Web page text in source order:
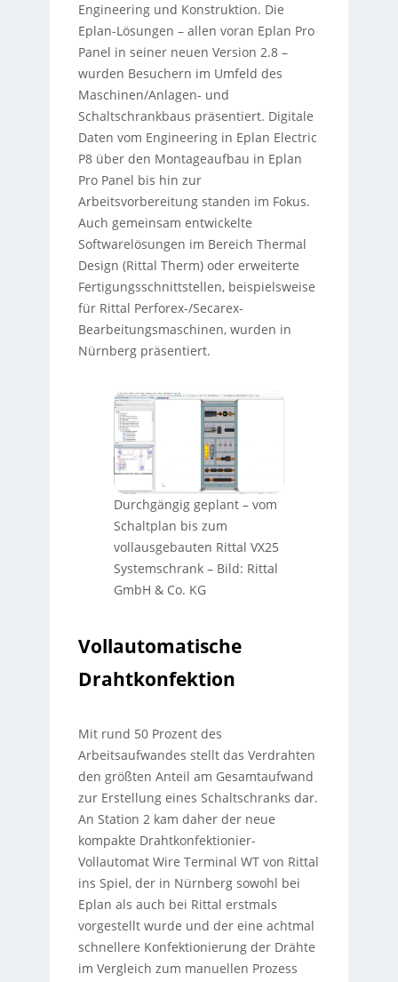
Engineering und Konstruktion. Die
Eplan-Lösungen – allen voran Eplan Pro
Panel in seiner neuen Version 2.8 –
wurden Besuchern im Umfeld des
Maschinen/Anlagen- und
Schaltschrankbaus präsentiert. Digitale
Daten vom Engineering in Eplan Electric
P8 über den Montageaufbau in Eplan
Pro Panel bis hin zur
Arbeitsvorbereitung standen im Fokus.
Auch gemeinsam entwickelte
Softwarelösungen im Bereich Thermal
Design (Rittal Therm) oder erweiterte
Fertigungsschnittstellen, beispielsweise
für Rittal Perforex-/Secarex-
Bearbeitungsmaschinen, wurden in
Nürnberg präsentiert.
Durchgängig geplant – vom
Schaltplan bis zum
vollausgebauten Rittal VX25
Systemschrank– Bild: Rittal
GmbH & Co. KG
Vollautomatische
Drahtkonfektion
Mit rund 50 Prozent des
Arbeitsaufwandes stellt das Verdrahten
den größten Anteil am Gesamtaufwand
zur Erstellung eines Schaltschranks dar.
An Station 2 kam daher der neue
kompakte Drahtkonfektionier-
Vollautomat Wire Terminal WT von Rittal
ins Spiel, der in Nürnberg sowohl bei
Eplan als auch bei Rittal erstmals
vorgestellt wurde und der eine achtmal
schnellere Konfektionierung der Drähte
im Vergleich zum manuellen Prozess